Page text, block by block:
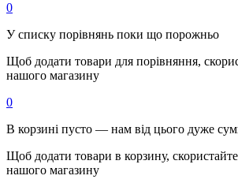
0
У списку порівнянь поки що порожньо
Щоб додати товари для порівняння,
нашого магазину
0
В корзині пусто — нам від цього дуже
Щоб додати товари в корзину,
нашого магазину